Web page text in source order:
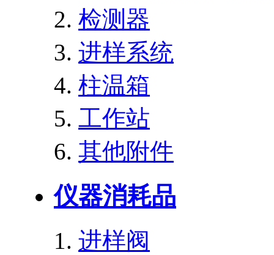
检测器
进样系统
柱温箱
工作站
其他附件
仪器消耗品
进样阀